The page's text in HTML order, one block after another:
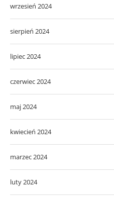
wrzesień 2024
sierpień 2024
lipiec 2024
czerwiec 2024
maj 2024
kwiecień 2024
marzec 2024
luty 2024